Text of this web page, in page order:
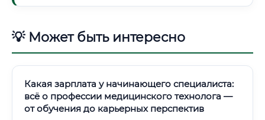
💡 Может быть интересно
Какая зарплата у начинающего специалиста:
всё о профессии медицинского технолога —
от обучения до карьерных перспектив